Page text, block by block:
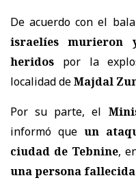
De acuerdo con el
israelíes murieron
heridos por la
localidad deMajdal
Por su parte, el
informó queun
ciudad de Tebnine,
una persona